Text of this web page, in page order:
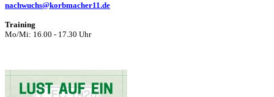
nachwuchs@korbmacher11.de
Training
Mo/Mi: 16.00 - 17.30 Uhr